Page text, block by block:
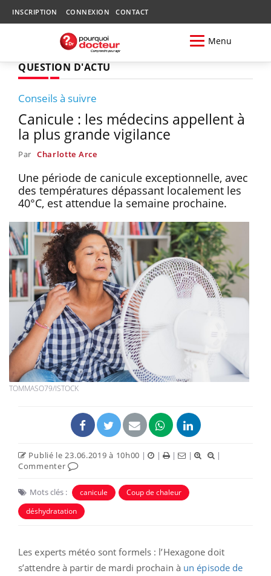
INSCRIPTION CONNEXION CONTACT
Menu
QUESTION D'ACTU
Conseils à suivre
Canicule : les médecins appellent à
la plus grande vigilance
Par Charlotte Arce
Une période de canicule exceptionnelle, avec
des températures dépassant localement les
40°C, est attendue la semaine prochaine.
TOMMASO79/ISTOCK
Publié le 23.06.2019 à 10h00 | | | |
|
Commenter
Mots clés : canicule
Coup de chaleur
déshydratation
Les experts météo sont formels : l’Hexagone doit
s’attendre à partir de mardi prochain à un épisode de